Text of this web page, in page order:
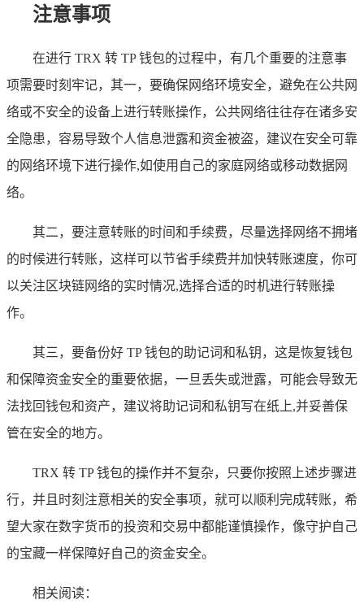
注意事项
在进行 TRX 转 TP 钱包的过程中，有几个重要的注意事
项需要时刻牢记，其一，要确保网络环境安全，避免在公共网
络或不安全的设备上进行转账操作，公共网络往往存在诸多安
全隐患，容易导致个人信息泄露和资金被盗，建议在安全可靠
的网络环境下进行操作,如使用自己的家庭网络或移动数据网
络。
其二，要注意转账的时间和手续费，尽量选择网络不拥堵
的时候进行转账，这样可以节省手续费并加快转账速度，你可
以关注区块链网络的实时情况,选择合适的时机进行转账操
作。
其三，要备份好 TP 钱包的助记词和私钥，这是恢复钱包
和保障资金安全的重要依据，一旦丢失或泄露，可能会导致无
法找回钱包和资产，建议将助记词和私钥写在纸上,并妥善保
管在安全的地方。
TRX 转 TP 钱包的操作并不复杂，只要你按照上述步骤进
行，并且时刻注意相关的安全事项，就可以顺利完成转账，希
望大家在数字货币的投资和交易中都能谨慎操作，像守护自己
的宝藏一样保障好自己的资金安全。
相关阅读：